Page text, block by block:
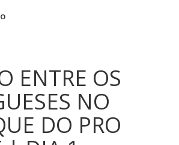
ENTRE OS
NO
DO PRO